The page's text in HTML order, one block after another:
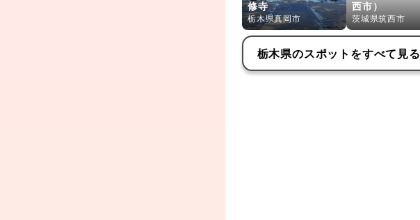
修寺
栃木県真岡市
西市）
茨城県筑西市
栃木県のスポットをすべて見る